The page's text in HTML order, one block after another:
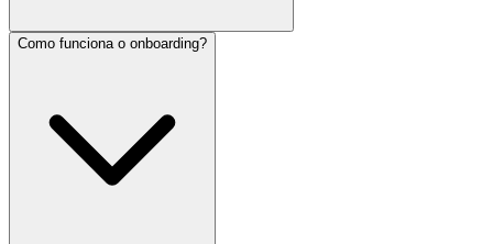
Como funciona o onboarding?